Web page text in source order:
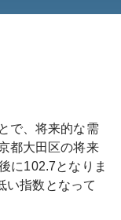
で、将来的な需
都大田区の将来
に102.7となりま
い指数となって